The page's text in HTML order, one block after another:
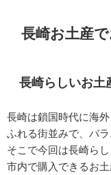
長崎お土産
長崎らしいお土
長崎は鎖国時代に海
ふれる街並みで、バ
そこで今回は長崎ら
市内で購入できるお